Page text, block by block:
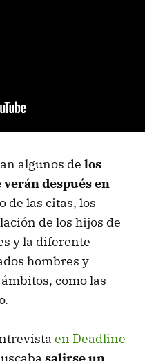
algunos de los
después en
de las citas, los
de los hijos de
y la diferente
hombres y
como las
en Deadline
salirse un